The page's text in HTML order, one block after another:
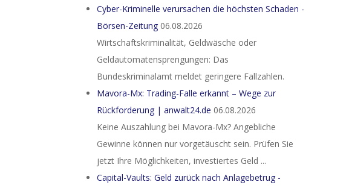
Cyber-Kriminelle verursachen die höchsten Schaden -
Börsen-Zeitung 06.08.2026
Wirtschaftskriminalität, Geldwäsche oder
Geldautomatensprengungen: Das
Bundeskriminalamt meldet geringere Fallzahlen.
Mavora-Mx: Trading-Falle erkannt – Wege zur
Rückforderung | anwalt24.de 06.08.2026
Keine Auszahlung bei Mavora-Mx? Angebliche
Gewinne können nur vorgetäuscht sein. Prüfen Sie
jetzt Ihre Möglichkeiten, investiertes Geld ...
Capital-Vaults: Geld zurück nach Anlagebetrug -